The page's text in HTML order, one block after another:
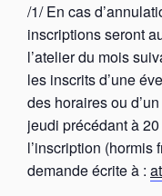
/1/ En cas
inscriptions seront
l’atelier du mois
les inscrits d’une
des horaires ou
jeudi précédant à
l’inscription (hormis
demande écrite à :